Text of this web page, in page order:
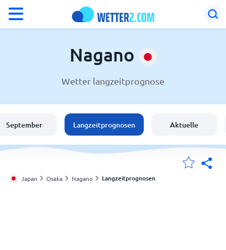
Wetter in Nagano
Schweiz
Deutschland
Nagano
Wetter langzeitprognose
September Langzeitprognosen Aktuelle
Japan Osaka Nagano Langzeitprognosen